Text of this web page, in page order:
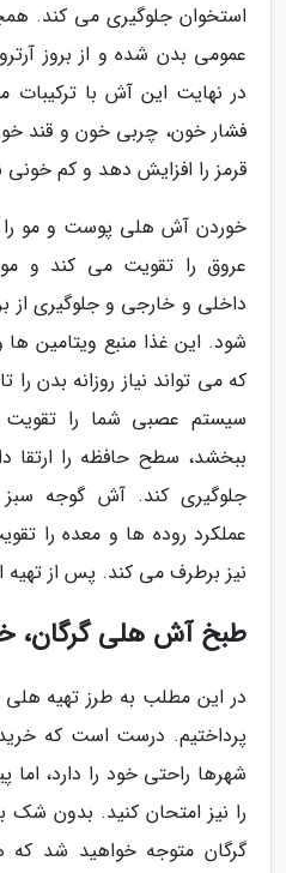
استخوان جلوگیری می کند.
عمومی بدن شده و از بروز
در نهایت این آش با
فشار خون، چربی خون و قند
قرمز را افزایش دهد و کم خونی
خوردن آش هلی پوست و مو را
عروق را تقویت می کند و
داخلی و خارجی و جلوگیری از
شود. این غذا منبع ویتامین
که می تواند نیاز روزانه بدن
سیستم عصبی شما را تقویت
ببخشد، سطح حافظه را ارتقا
جلوگیری کند. آش گوجه سبز
عملکرد روده ها و معده را
نیز برطرف می کند. پس از
طبخ آش هلی گرگان،
در این مطلب به طرز تهیه
پرداختیم. درست است که
شهرها راحتی خود را دارد،
را نیز امتحان کنید. بدون
گرگان متوجه خواهید شد